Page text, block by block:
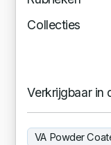
Collecties
Verkrijgbaar in
VA Powder